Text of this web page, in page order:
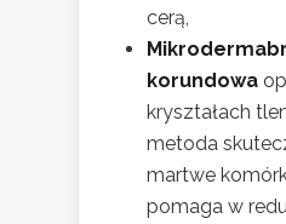
cerą,
korundowa
kryształach
metoda
martwe
pomaga w